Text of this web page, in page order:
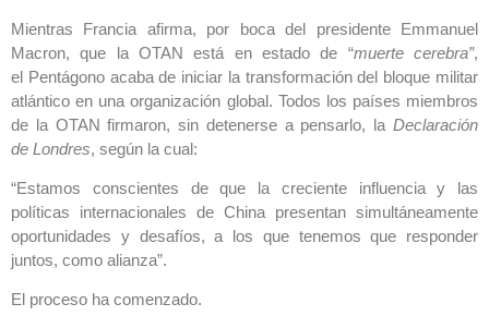
Mientras Francia afirma, por boca del presidente Emmanuel
Macron, que la OTAN está en estado ‎de “muerte cerebra”,
el Pentágono acaba de iniciar la transformación del bloque militar
‎atlántico en una organización global. Todos los países miembros
de la OTAN firmaron, ‎sin detenerse a pensarlo, la Declaración
de Londres, según la cual: ‎
“Estamos conscientes de que la creciente influencia y las
políticas internacionales ‎de China presentan simultáneamente
oportunidades y desafíos, a los que tenemos que ‎responder
juntos, como alianza”.
El proceso ha comenzado. ‎